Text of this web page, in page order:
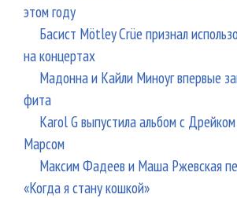
этом году
Басист Mötley Crüe признал
на концертах
Мадонна и Кайли Миноуг впервые
фита
Karol G выпустила альбом с
Марсом
Максим Фадеев и Маша Ржевская
«Когда я стану кошкой»